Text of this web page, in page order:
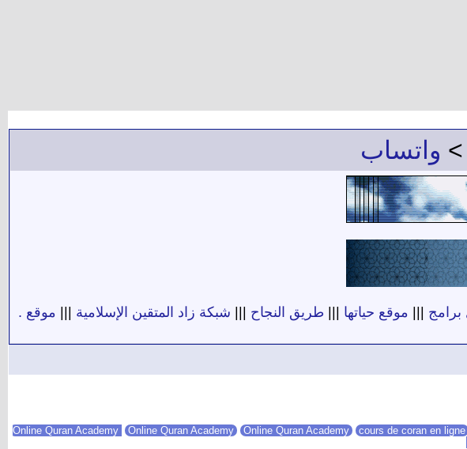
> واتساب
برامج موقع حياتها طريق النجاح شبكة زاد المتقين الإسلامية
موقع .
Online Quran Academy Online Quran Academy cours de coran en